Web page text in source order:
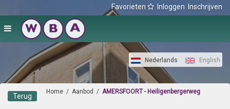
Favorieten Inloggen Inschrijven
Nederlands English
Home / Aanbod / AMERSFOORT - Heiligenbergerweg
Terug